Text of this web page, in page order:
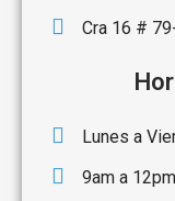
Cra 16 #
Lunes a
9am a